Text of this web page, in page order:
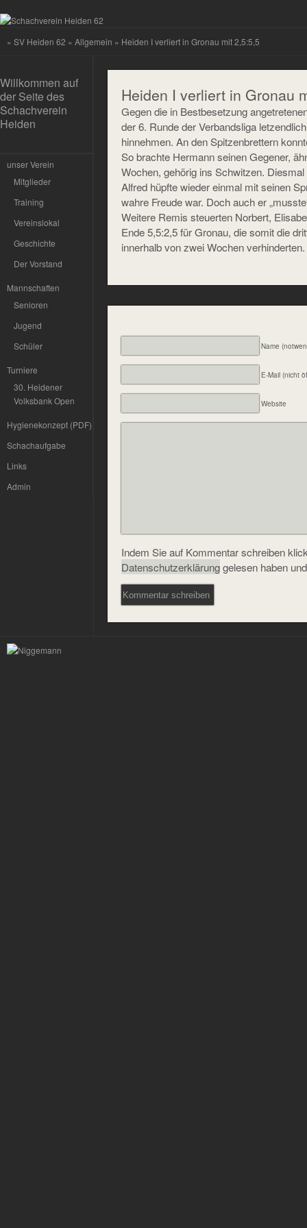
» SV Heiden 62 » Allgemein » Heiden I verliert in Gronau mit 2,5:5,5
Willkommen auf
der Seite des
Schachverein
Heiden
unser Verein
Mitglieder
Training
Vereinslokal
Geschichte
Der Vorstand
Mannschaften
Senioren
Jugend
Schüler
Turniere
30. Heidener
Volksbank Open
Hygienekonzept (PDF)
Schachaufgabe
Links
Admin
Heiden I verliert in Gronau
Gegen die in Bestbesetzung
der 6. Runde der Verbandsliga
hinnehmen. An den Spitzenbrettern
So brachte Hermann seinen Gegener,
Wochen, gehörig ins Schwitzen.
Alfred hüpfte wieder einmal mit seinen
wahre Freude war. Doch auch er
Weitere Remis steuerten Norbert,
Ende 5,5:2,5 für Gronau, die somit die
innerhalb von zwei Wochen verhinderten.
Name
E-Mail (nicht
Website
Indem Sie auf Kommentar schreiben
Datenschutzerklärunggelesen haben